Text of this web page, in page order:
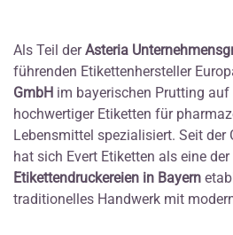
Als Teil derAsteria
führenden Etikettenhersteller
GmbH im bayerischen Prutting auf
hochwertiger Etiketten für
Lebensmittel spezialisiert. Seit
hat sich Evert Etiketten als eine der
Etikettendruckereien in Bayern
traditionelles Handwerk mit